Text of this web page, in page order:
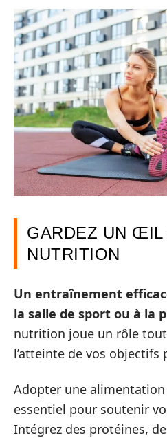
GARDEZ UN ŒIL
NUTRITION
Un entraînement
la salle de sport ou à la
nutrition joue un rôle
l’atteinte de vos objectifs
Adopter une
essentiel pour soutenir
Intégrez des protéines,